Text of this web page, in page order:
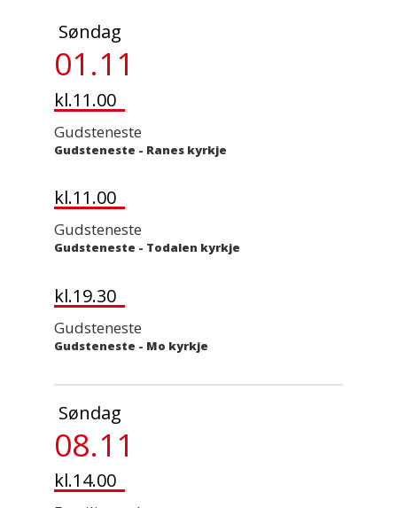
Søndag
01.11
kl.11.00
Gudsteneste
Gudsteneste - Ranes kyrkje
kl.11.00
Gudsteneste
Gudsteneste - Todalen kyrkje
kl.19.30
Gudsteneste
Gudsteneste - Mo kyrkje
Søndag
08.11
kl.14.00